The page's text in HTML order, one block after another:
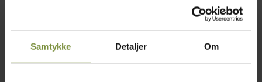
Samtykke Detaljer Om
Sprødt kyllingeskind